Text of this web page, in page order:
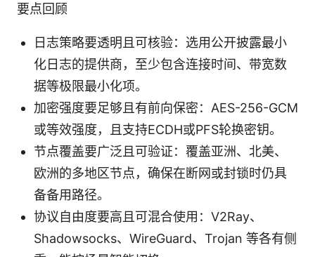
要点回顾
日志策略要透明且可核验：选用公开披露最小
化日志的提供商，至少包含连接时间、带宽数
据等极限最小化项。
加密强度要足够且有前向保密：AES-256-GCM
或等效强度，且支持ECDH或PFS轮换密钥。
节点覆盖要广泛且可验证：覆盖亚洲、北美、
欧洲的多地区节点，确保在断网或封锁时仍具
备备用路径。
协议自由度要高且可混合使用：V2Ray、
Shadowsocks、WireGuard、Trojan 等各有侧